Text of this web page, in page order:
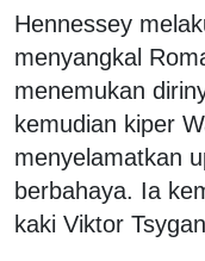
Hennessey
menyangkal
menemukan
kemudian kiper
menyelamatkan
berbahaya. Ia
kaki Viktor